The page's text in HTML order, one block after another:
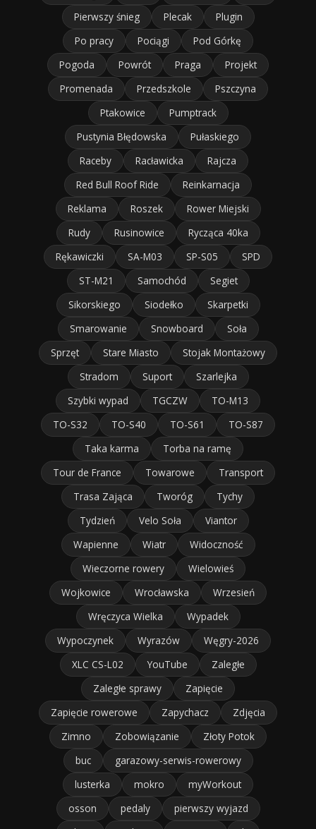
Pierwszy śnieg
Plecak
Plugin
Po pracy
Pociągi
Pod Górkę
Pogoda
Powrót Praga
Projekt
Promenada
Przedszkole
Pszczyna
Ptakowice
Pumptrack
Pustynia Błędowska
Pułaskiego
Raceby
Racławicka
Rajcza
Red Bull Roof Ride
Reinkarnacja
Reklama
Roszek
Rower Miejski
Rudy
Rusinowice
Rycząca 40ka
Rękawiczki
SA-M03 SP-S05
SPD
ST-M21
Samochód
Segiet
Sikorskiego
Siodełko
Skarpetki
Smarowanie
Snowboard
Soła
Sprzęt
Stare Miasto
Stojak Montażowy
Stradom
Suport
Szarlejka
Szybki wypad
TGCZW
TO-M13
TO-S32
TO-S40 TO-S61
TO-S87
Taka karma
Torba na ramę
Tour de France
Towarowe
Transport
Trasa Zająca
Tworóg
Tychy
Tydzień
Velo Soła
Viantor
Wapienne
Wiatr
Widoczność
Wieczorne rowery
Wielowieś
Wojkowice
Wrocławska
Wrzesień
Wręczyca Wielka
Wypadek
Wypoczynek
Wyrazów
Węgry-2026
XLC CS-L02
YouTube
Zaległe
Zaległe sprawy
Zapięcie
Zapięcie rowerowe
Zapychacz
Zdjęcia
Zimno
Zobowiązanie
Złoty Potok
buc
garazowy-serwis-rowerowy
lusterka
mokro
myWorkout
osson
pedaly
pierwszy wyjazd